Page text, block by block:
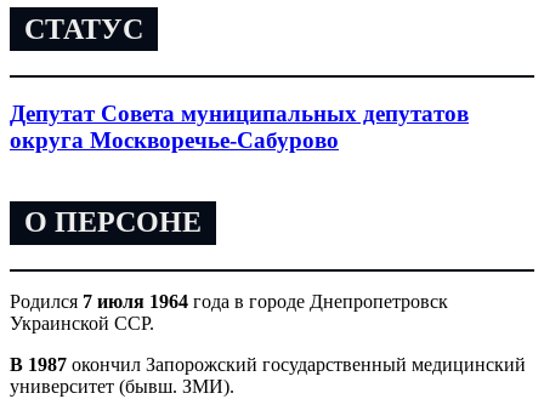
СТАТУС
Депутат Совета муниципальных депутатов
округа Москворечье-Сабурово
О ПЕРСОНЕ
Родился 7 июля 1964 года в городе Днепропетровск
Украинской ССР.
В 1987 окончил Запорожский государственный медицинский
университет (бывш. ЗМИ).